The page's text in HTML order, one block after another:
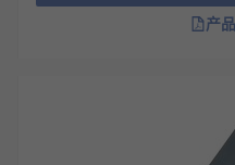
杂环境，提升耐用性。
滑动式DIP开关：滑
来切换开关状态，操
产